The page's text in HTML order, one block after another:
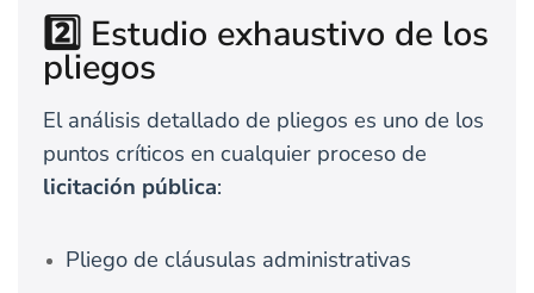
2️⃣ Estudio exhaustivo de los
pliegos
El análisis detallado de pliegos es uno de los
puntos críticos en cualquier proceso de
licitación pública:
Pliego de cláusulas administrativas